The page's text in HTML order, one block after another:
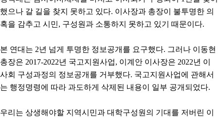
했으나 갈 길을 찾지 못하고 있다. 이사장과 총장이 불투명한 의
혹을 감추고 시민, 구성원과 소통하지 못하고 있기 때문이다.
본 연대는 2년 넘게 투명한 정보공개를 요구했다. 그러나 이동현
총장은 2017-2022년 국고지원사업, 이계안 이사장은 2022년 이
사회 구성과정의 정보공개를 거부했다. 국고지원사업에 관해서
는 행정명령에 따라 과도하게 삭제된 내용이 일부 공개되었다.
우리는 상생해야할 지역시민과 대학구성원의 기대를 저버린 이